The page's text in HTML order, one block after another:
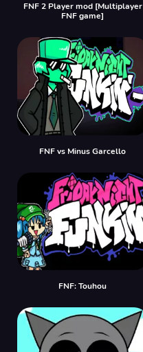
FNF 2 Player mod [Multiplayer
FNF game]
FNF vs Minus Garcello
FNF: Touhou